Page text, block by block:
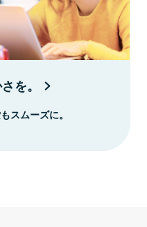
を。
スムーズに。